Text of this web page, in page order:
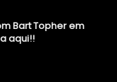
Bart Topher em
aqui!!